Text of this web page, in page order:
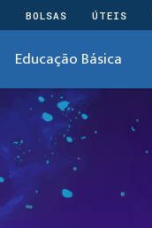
BOLSAS ÚTEIS
Educação Básica